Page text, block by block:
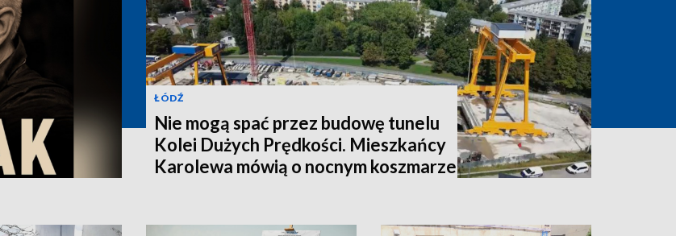
ŁÓDŹ
Nie mogą spać przez budowę tunelu
Kolei Dużych Prędkości. Mieszkańcy
Karolewa mówią o nocnym koszmarze